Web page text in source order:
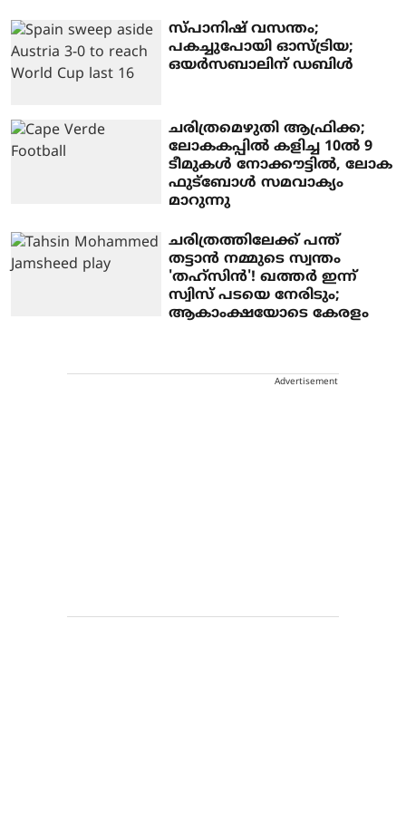
സ്പാനിഷ് വസന്തം;
പകച്ചുപോയി ഓസ്ട്രിയ;
ഒയര്‍സബാലിന് ഡബിള്‍
ചരിത്രമെഴുതി ആഫ്രിക്ക;
ലോകകപ്പില്‍ കളിച്ച 10ല്‍ 9
ടീമുകള്‍ നോക്കൗട്ടില്‍, ലോക
ഫുട്‌ബോള്‍ സമവാക്യം
മാറുന്നു
ചരിത്രത്തിലേക്ക് പന്ത്
തട്ടാൻ നമ്മുടെ സ്വന്തം
'തഹ്സിൻ'! ഖത്തർ ഇന്ന്
സ്വിസ് പടയെ നേരിടും;
ആകാംക്ഷയോടെ കേരളം
Advertisement